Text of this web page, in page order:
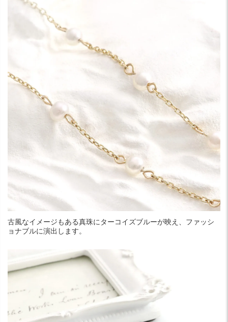
古風なイメージもある真珠にターコイズブルーが映え、ファッシ
ョナブルに演出します。